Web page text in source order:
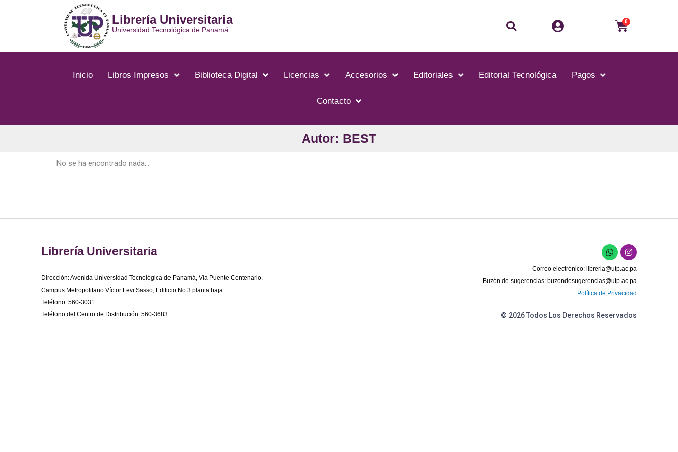
Librería Universitaria
Universidad Tecnológica de Panamá Buscar 0Carrito
Inicio Libros Impresos Biblioteca Digital Licencias Accesorios Editoriales Editorial Tecnológica Pagos
Contacto
Autor: BEST
No se ha encontrado nada...
Librería Universitaria
Dirección: Avenida Universidad Tecnológica de Panamá, Vía Puente Centenario,
Campus Metropolitano Víctor Levi Sasso, Edificio No.3 planta baja.
Teléfono: 560-3031
Teléfono del Centro de Distribución: 560-3683
W
h
a
t
s
p
I
n
s
t
a
r
m
Correo electrónico: libreria@utp.ac.pa
Buzón de sugerencias: buzondesugerencias@utp.ac.pa
Política de Privacidad
© 2026 Todos Los Derechos Reservados